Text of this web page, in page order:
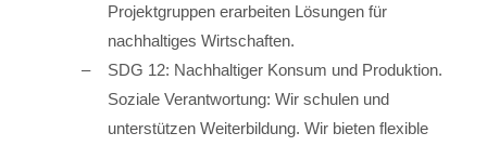
Projektgruppen erarbeiten Lösungen für
nachhaltiges Wirtschaften.
SDG 12: Nachhaltiger Konsum und Produktion.
Soziale Verantwortung: Wir schulen und
unterstützen Weiterbildung. Wir bieten flexible